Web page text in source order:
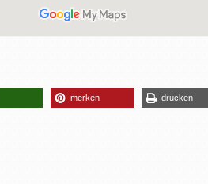
merken drucken